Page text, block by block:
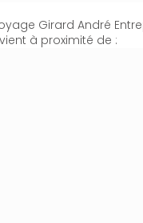
Girard André
à proximité de :